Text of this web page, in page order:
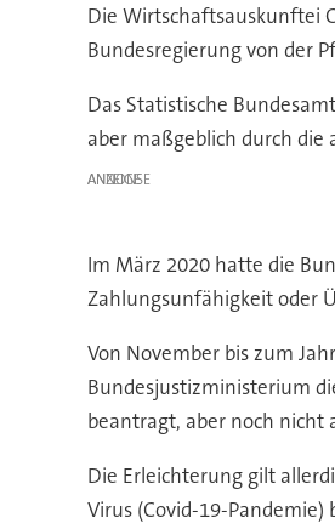
Die Wirtschaftsauskunftei
Bundesregierung von der
Das Statistische
aber maßgeblich durch die
ANZEIGE
Im März 2020 hatte die
Zahlungsunfähigkeit oder
Von November bis zum
Bundesjustizministerium
beantragt, aber noch nicht
Die Erleichterung gilt
Virus (Covid-19-